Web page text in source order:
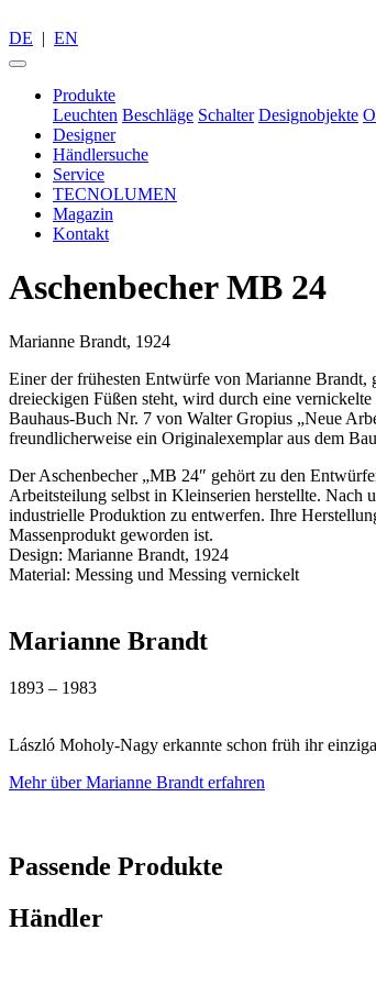
DE | EN
Produkte
Leuchten Beschläge Schalter Designobjekte
Designer
Händlersuche
Service
TECNOLUMEN
Magazin
Kontakt
Aschenbecher MB 24
Marianne Brandt, 1924
Einer der frühesten Entwürfe von Marianne Brandt,
dreieckigen Füßen steht, wird durch eine
Bauhaus-Buch Nr. 7 von Walter Gropius „Neue
freundlicherweise ein Originalexemplar aus dem
Der Aschenbecher „MB 24″ gehört zu den
Arbeitsteilung selbst in Kleinserien herstellte. Nach
industrielle Produktion zu entwerfen. Ihre
Massenprodukt geworden ist.
Design: Marianne Brandt, 1924
Material: Messing und Messing vernickelt
Marianne Brandt
1893 – 1983
László Moholy-Nagy erkannte schon früh ihr
Mehr über Marianne Brandt erfahren
Passende Produkte
Händler